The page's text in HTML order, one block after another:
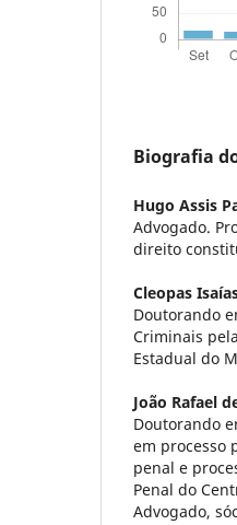
Biografia
Hugo Assis
Advogado.
direito
Cleopas
Doutorando
Criminais
Estadual do
João Rafael
Doutorando
em processo
penal e
Penal do
Advogado,